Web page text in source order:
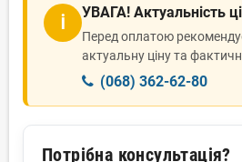
ℹ УВАГА! Актуальність
Перед оплатою
актуальну ціну та
(068) 362-62-80
Потрібна консультація?